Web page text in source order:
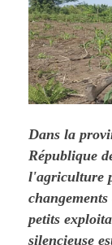
Dans la
République
l'agriculture
petits
silencieuse